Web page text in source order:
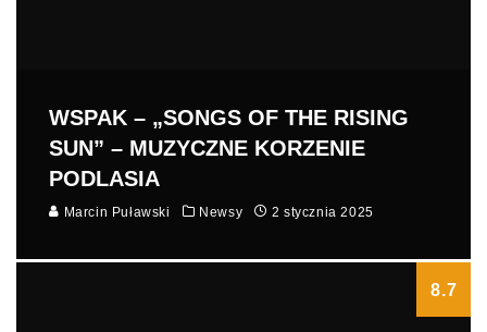
WSPAK – „SONGS OF THE RISING
SUN” – MUZYCZNE KORZENIE
PODLASIA
Marcin Puławski Newsy 2 stycznia 2025
8.7